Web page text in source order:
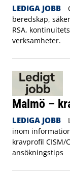
LEDIGA JOBB
beredskap,
RSA,
verksamheter.
Malmö –
LEDIGA JOBB
inom
kravprofil CISM/
ansökningstips